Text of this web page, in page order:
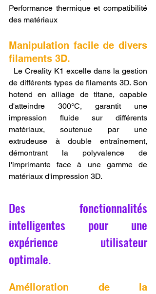
Performance thermique et compatibilité
des matériaux
Manipulation facile de divers
filaments 3D.
de différents types de filaments 3D. Son
hotend en alliage de titane, capable
d'atteindre 300°C, garantit une
impression fluide sur différents
matériaux, soutenue par une
extrudeuse à double entraînement,
démontrant la polyvalence de
l'imprimante face à une gamme de
matériaux d'impression 3D.
Des fonctionnalités
intelligentes pour une
expérience utilisateur
optimale.
Amélioration de la